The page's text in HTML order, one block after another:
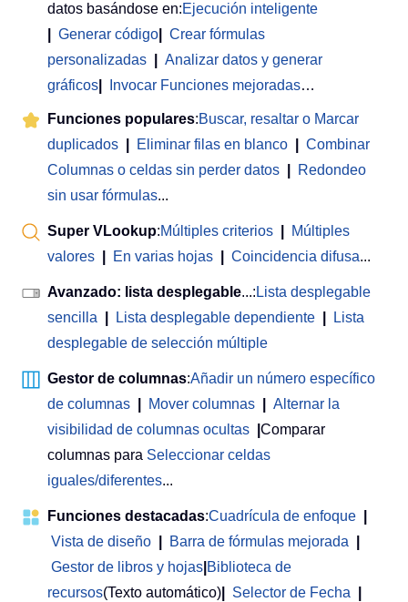
datos basándose en:Ejecución inteligente
Generar código
Crear fórmulas
personalizadas
Analizar datos y generar
gráficos
Invocar Funciones mejoradas…
Funciones populares:Buscar, resaltar o Marcar
duplicados
Eliminar filas en blanco
Combinar
Columnas o celdas sin perder datos
Redondeo
sin usar fórmulas...
Super VLookup:Múltiples criterios
Múltiples
valores
En varias hojas Coincidencia difusa...
Avanzado: lista desplegable...:Lista desplegable
sencilla
Lista desplegable dependiente
Lista
desplegable de selección múltiple
Gestor de columnas:Añadir un número específico
de columnas
Mover columnas
Alternar la
visibilidad de columnas ocultas
Comparar
columnas para Seleccionar celdas
iguales/diferentes...
Funciones destacadas:Cuadrícula de enfoque
Vista de diseño
Barra de fórmulas mejorada
Gestor de libros y hojas Biblioteca de
recursos(Texto automático) Selector de Fecha